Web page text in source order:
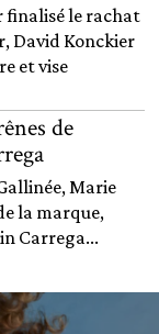
finalisé le rachat
David Konckier
et vise
de
Marie
la marque,
Carrega...